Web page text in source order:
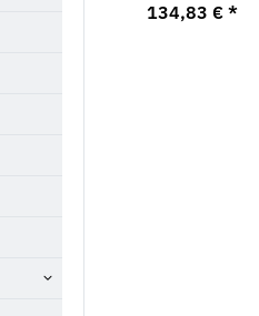
134,83 €*